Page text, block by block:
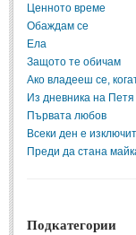
Житейска философия
Философия на
ПРИТЧИ
ПРИТЧИ
Притчи за
Ценното време
Обаждам се
Ела
Защото те обичам
Ако владееш се,
Из дневника на
Първата любов
Всеки ден е
Преди да стана
Подкатегории